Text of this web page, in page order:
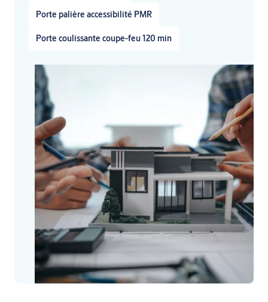
Porte palière accessibilité PMR
Porte coulissante coupe-feu 120 min